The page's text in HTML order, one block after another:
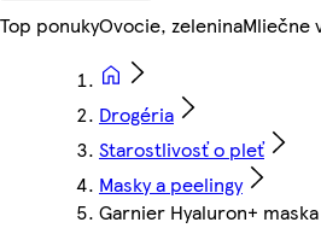
Top ponukyOvocie, zeleninaMliečne
Drogéria
Starostlivosť o pleť
Masky a peelingy
Garnier Hyaluron+